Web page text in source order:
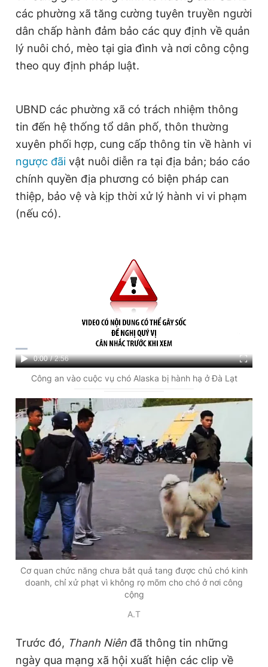
các phường xã tăng cường tuyên truyền người
dân chấp hành đảm bảo các quy định về quản
lý nuôi chó, mèo tại gia đình và nơi công cộng
theo quy định pháp luật.
UBND các phường xã có trách nhiệm thông
tin đến hệ thống tổ dân phố, thôn thường
xuyên phối hợp, cung cấp thông tin về hành vi
ngược đãi vật nuôi diễn ra tại địa bản; báo cáo
chính quyền địa phương có biện pháp can
thiệp, bảo vệ và kịp thời xử lý hành vi vi phạm
(nếu có).
C
u
r
e
n
m
e
0:00 / D
u
a
t
o
n
2:56
Công an vào cuộc vụ chó Alaska bị hành hạ ở Đà Lạt
Cơ quan chức năng chưa bắt quả tang được chủ chó kinh
doanh, chỉ xử phạt vì không rọ mõm cho chó ở nơi công
cộng
A.T
Trước đó, Thanh Niên đã thông tin những
ngày qua mạng xã hội xuất hiện các clip về